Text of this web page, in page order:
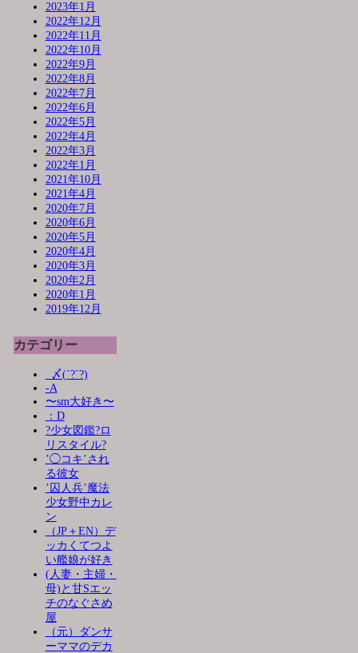
2023年1月
2022年12月
2022年11月
2022年10月
2022年9月
2022年8月
2022年7月
2022年6月
2022年5月
2022年4月
2022年3月
2022年1月
2021年10月
2021年4月
2020年7月
2020年6月
2020年5月
2020年4月
2020年3月
2020年2月
2020年1月
2019年12月
カテゴリー
_〆(´?`?)
-A
〜sm大好き〜
：D
?少女図鑑?ロ
リスタイル?
’◯コキ’され
る彼女
’囚人兵’魔法
少女野中カレ
ン
（JP＋EN）デ
ッカくてつよ
い艦娘が好き
(人妻・主婦・
母)と甘Sエッ
チのなぐさめ
屋
（元）ダンサ
ーママのデカ